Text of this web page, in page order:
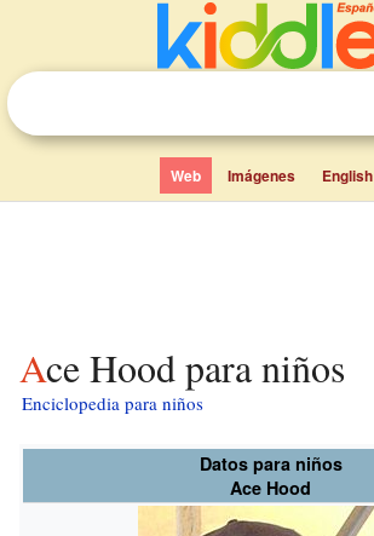
Web Imágenes English
Ace Hood para niños
Enciclopedia para niños
Datos para niños
Ace Hood